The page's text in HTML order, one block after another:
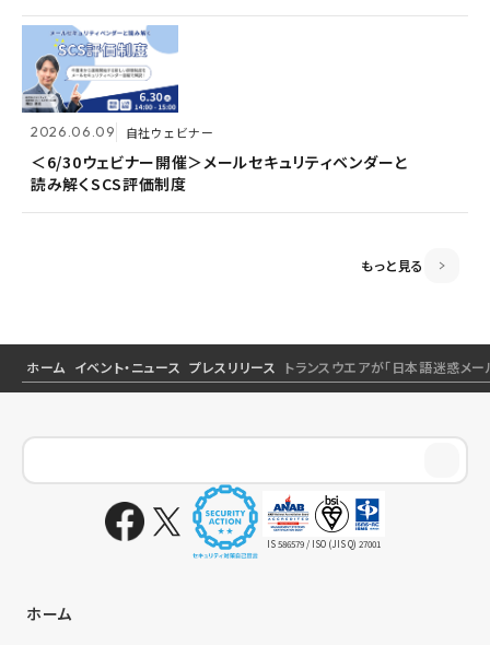
2026.06.09 自社ウェビナー
＜6/30ウェビナー開催＞メールセキュリティベンダーと
読み解くSCS評価制度
2026.06.09 自社ウェビナー
＜6/30ウェビナー開催＞メールセキュリティベンダーと
読み解くSCS評価制度
2026.04.28 共催ウェビナー
＜5/21ウェビナー開催＞ゼロトラスト思考～信用しない
もっと見る
ホーム イベント・ニュース プレスリリース トランスウエアが「日本語迷惑メ
IS 586579 / ISO (JIS Q) 27001
ホーム